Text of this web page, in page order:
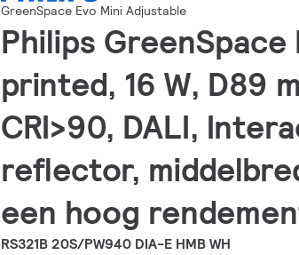
GreenSpace Evo Mini Adjustable
Philips
printed, 16 W, D89
CRI>90, DALI,
reflector,
een hoog
RS321B 20S/PW940 DIA-E HMB WH